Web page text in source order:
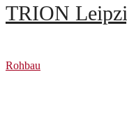
TRION
Rohbau